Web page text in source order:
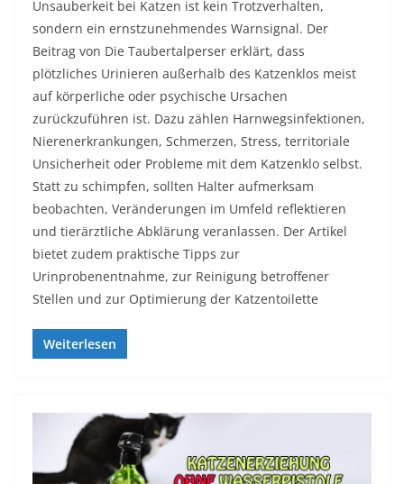
Unsauberkeit bei Katzen ist kein Trotzverhalten,
sondern ein ernstzunehmendes Warnsignal. Der
Beitrag von Die Taubertalperser erklärt, dass
plötzliches Urinieren außerhalb des Katzenklos meist
auf körperliche oder psychische Ursachen
zurückzuführen ist. Dazu zählen Harnwegsinfektionen,
Nierenerkrankungen, Schmerzen, Stress, territoriale
Unsicherheit oder Probleme mit dem Katzenklo selbst.
Statt zu schimpfen, sollten Halter aufmerksam
beobachten, Veränderungen im Umfeld reflektieren
und tierärztliche Abklärung veranlassen. Der Artikel
bietet zudem praktische Tipps zur
Urinprobenentnahme, zur Reinigung betroffener
Stellen und zur Optimierung der Katzentoilette
Weiterlesen